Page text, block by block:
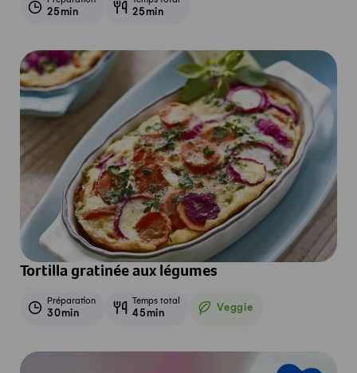
25min 25min
Tortilla gratinée aux légumes
Préparation
30min
Temps total
45min Veggie
Veggie